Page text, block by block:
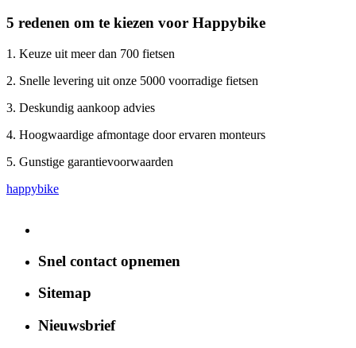
5 redenen om te kiezen voor Happybike
1. Keuze uit meer dan 700 fietsen
2. Snelle levering uit onze 5000 voorradige fietsen
3. Deskundig aankoop advies
4. Hoogwaardige afmontage door ervaren monteurs
5. Gunstige garantievoorwaarden
happybike
Snel contact opnemen
Sitemap
Nieuwsbrief